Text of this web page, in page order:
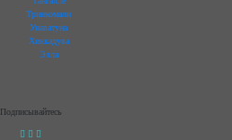
Тринкомали
Унаватуна
Хиккадува
Элла
Подписывайтесь